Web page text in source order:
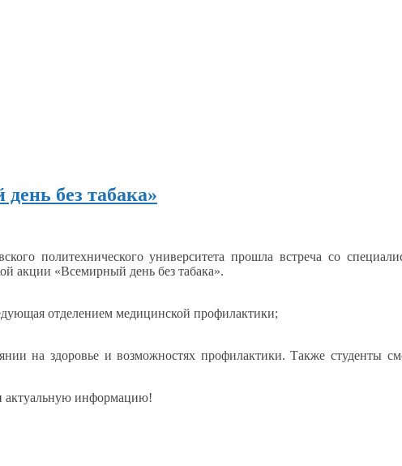
без табака»
политехнического университета прошла встречасо
акции «Всемирный день без табака».
отделением медицинской профилактики;
на здоровье и возможностях профилактики. Также студенты
актуальную информацию!